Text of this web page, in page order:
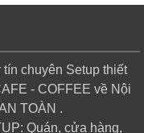
tín chuyên Setup thiết
- COFFEE về Nội
TOÀN .
Quán, cửa hàng,